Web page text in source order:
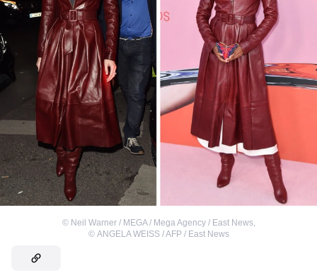
© Neil Warner / MEGA / Mega Agency / East News,
© ANGELA WEISS / AFP / East News